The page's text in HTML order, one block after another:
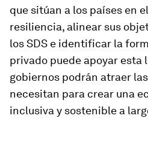
que sitúan a los países en
resiliencia, alinear sus
los SDS e identificar la
privado puede apoyar esta
gobiernos podrán atraer
necesitan para crear una
inclusiva y sostenible a